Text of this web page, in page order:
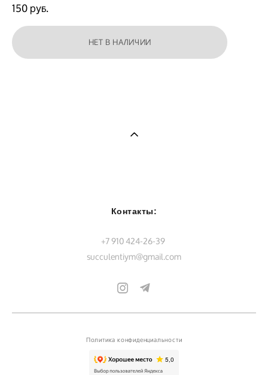
150 pуб.
НЕТ В НАЛИЧИИ
Контакты:
+7 910 424-26-39
succulentiym@gmail.com
Политика конфиденциальности